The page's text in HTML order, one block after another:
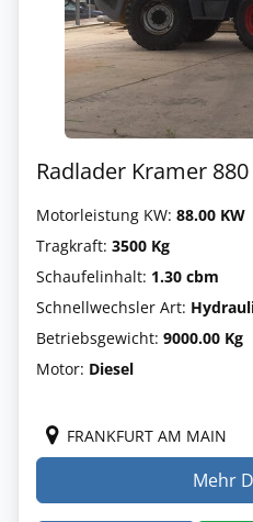
Radlader Kramer 880
Motorleistung KW: 88.00 KW
Tragkraft: 3500 Kg
Schaufelinhalt: 1.30 cbm
Schnellwechsler Art:
Betriebsgewicht: 9000.00 Kg
Motor: Diesel
FRANKFURT AM MAIN
Mehr